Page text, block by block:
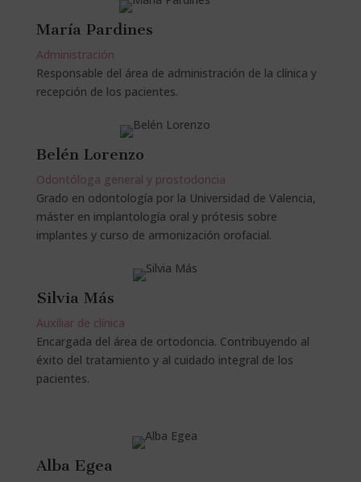
María Pardines
Administración
Responsable del área de administración de la clínica y
recepción de los pacientes.
Belén Lorenzo
Odontóloga general y prostodoncia
Grado en odontología por la Universidad de Valencia,
máster en implantología oral y prótesis sobre
implantes y curso de armonización orofacial.
Silvia Más
Auxiliar de clínica
Encargada del área de ortodoncia. Contribuyendo al
éxito del tratamiento y al cuidado integral de los
pacientes.
Alba Egea